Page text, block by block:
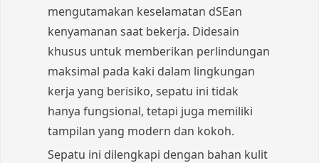
mengutamakan keselamatan dSEan
kenyamanan saat bekerja. Didesain
khusus untuk memberikan perlindungan
maksimal pada kaki dalam lingkungan
kerja yang berisiko, sepatu ini tidak
hanya fungsional, tetapi juga memiliki
tampilan yang modern dan kokoh.
Sepatu ini dilengkapi dengan bahan kulit